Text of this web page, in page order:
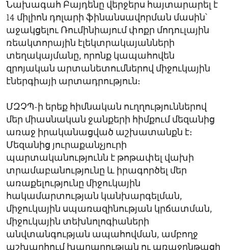
Նախագահ Բայդենը վերջերս հայտարարել է
14 միլիոն դոլարի ֆինանսավորման մասին՝
աջակցելու Ռումինիայում փոքր մոդուլային
ռեակտորային էլեկտրակայանների
տեղակայմանը, որոնք կապահովեն
զրոյական արտանետումներով միջուկային
էներգիայի արտադրություն։
ՄԶՉՊ-ի երեք հիմնական ուղղություններով
մեր միասնական ջանքերի հիմքում մեզանից
առաջ իրականացված աշխատանքն է։
Մեզանից յուրաքանչյուրի
պարտականությունն է թոթափել վախի
տրամաբանությունը և իրագործել մեր
առաքելությունը միջուկային
հակամարտության կանխարգելման,
միջուկային սպառազինության կրճատման,
միջուկային տեխնոլոգիաների
անվտանգության ապահովման, ամբողջ
աշխարհում խաղաղության ու առաջընթացի